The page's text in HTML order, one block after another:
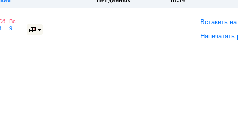
Вс
9
Вставить на
Напечатать